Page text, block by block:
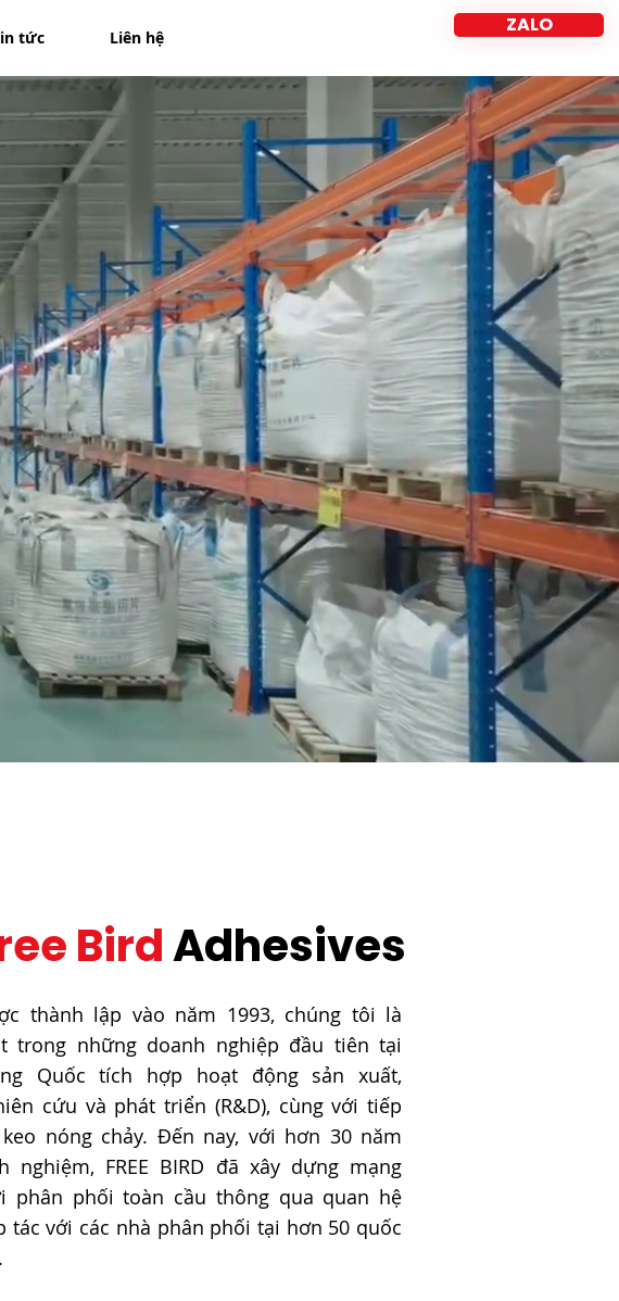
tức Liên hệ ZALO
BirdAdhesives
thành lập vào năm 1993, chúng tôi là
trong những doanh nghiệp đầu tiên tại
Quốc tích hợp hoạt động sản xuất,
cứu và phát triển (R&D), cùng với tiếp
nóng chảy. Đến nay, với hơn 30 năm
nghiệm, FREE BIRD đã xây dựng mạng
phân phối toàn cầu thông qua quan hệ
tác với các nhà phân phối tại hơn 50 quốc